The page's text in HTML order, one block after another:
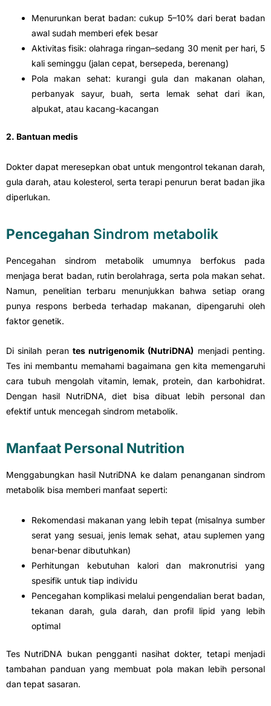
Menurunkan berat badan: cukup 5–10% dari berat badan
awal sudah memberi efek besar
Aktivitas fisik: olahraga ringan–sedang 30 menit per hari, 5
kali seminggu (jalan cepat, bersepeda, berenang)
Pola makan sehat: kurangi gula dan makanan olahan,
perbanyak sayur, buah, serta lemak sehat dari ikan,
alpukat, atau kacang-kacangan
2. Bantuan medis
Dokter dapat meresepkan obat untuk mengontrol tekanan darah,
gula darah, atau kolesterol, serta terapi penurun berat badan jika
diperlukan.
Pencegahan Sindrom metabolik
Pencegahan sindrom metabolik umumnya berfokus pada
menjaga berat badan, rutin berolahraga, serta pola makan sehat.
Namun, penelitian terbaru menunjukkan bahwa setiap orang
punya respons berbeda terhadap makanan, dipengaruhi oleh
faktor genetik.
Di sinilah peran tes nutrigenomik (NutriDNA) menjadi penting.
Tes ini membantu memahami bagaimana gen kita memengaruhi
cara tubuh mengolah vitamin, lemak, protein, dan karbohidrat.
Dengan hasil NutriDNA, diet bisa dibuat lebih personal dan
efektif untuk mencegah sindrom metabolik.
Manfaat Personal Nutrition
Menggabungkan hasil NutriDNA ke dalam penanganan sindrom
metabolik bisa memberi manfaat seperti:
Rekomendasi makanan yang lebih tepat (misalnya sumber
serat yang sesuai, jenis lemak sehat, atau suplemen yang
benar-benar dibutuhkan)
Perhitungan kebutuhan kalori dan makronutrisi yang
spesifik untuk tiap individu
Pencegahan komplikasi melalui pengendalian berat badan,
tekanan darah, gula darah, dan profil lipid yang lebih
optimal
Tes NutriDNA bukan pengganti nasihat dokter, tetapi menjadi
tambahan panduan yang membuat pola makan lebih personal
dan tepat sasaran.